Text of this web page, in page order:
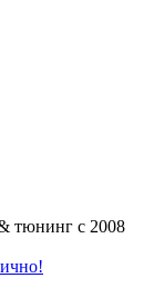
тюнинг с 2008